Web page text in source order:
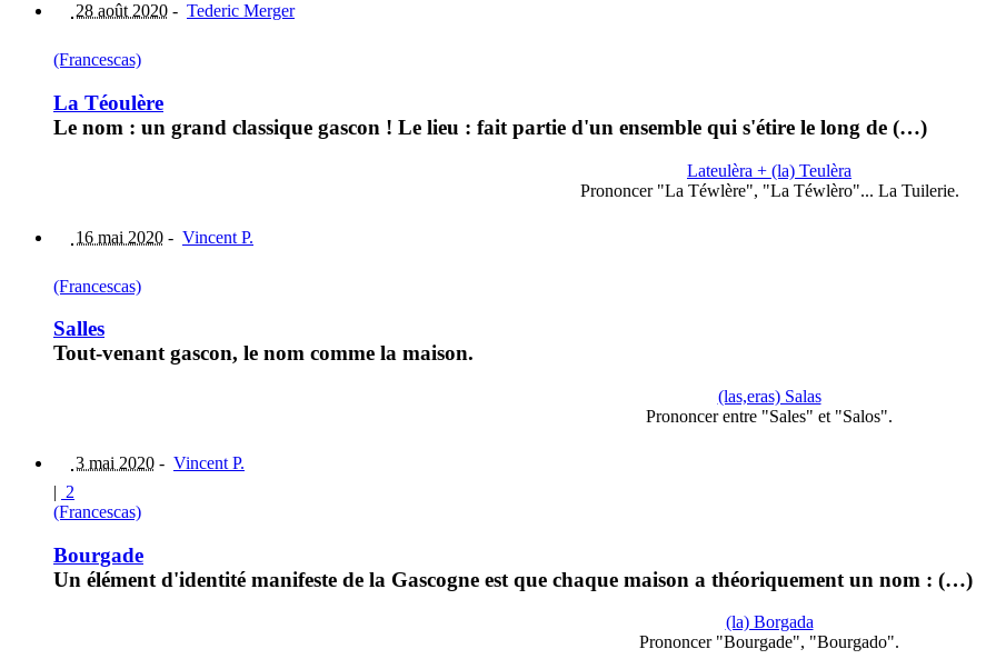
28 août 2020 - Tederic Merger
(Francescas)
La Téoulère
Le nom : un grand classique gascon ! Le lieu : fait partie d'un ensemble qui s'étire le long de (…)
Lateulèra + (la) Teulèra
Prononcer "La Téwlère", "La Téwlèro"... La Tuilerie.
16 mai 2020 - Vincent P.
(Francescas)
Salles
Tout-venant gascon, le nom comme la maison.
(las,eras) Salas
Prononcer entre "Sales" et "Salos".
3 mai 2020 - Vincent P.
| 2
(Francescas)
Bourgade
Un élément d'identité manifeste de la Gascogne est que chaque maison a théoriquement un nom : (…)
(la) Borgada
Prononcer "Bourgade", "Bourgado".